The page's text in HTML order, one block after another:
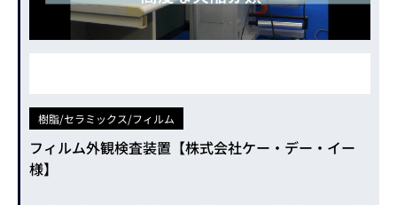
樹脂/セラミックス/フィルム
フィルム外観検査装置【株式会社ケー・デー・イー
様】